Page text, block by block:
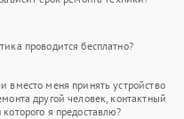
проводится бесплатно?
вместо меня принять устройство
другой человек, контактный
я предоставлю?